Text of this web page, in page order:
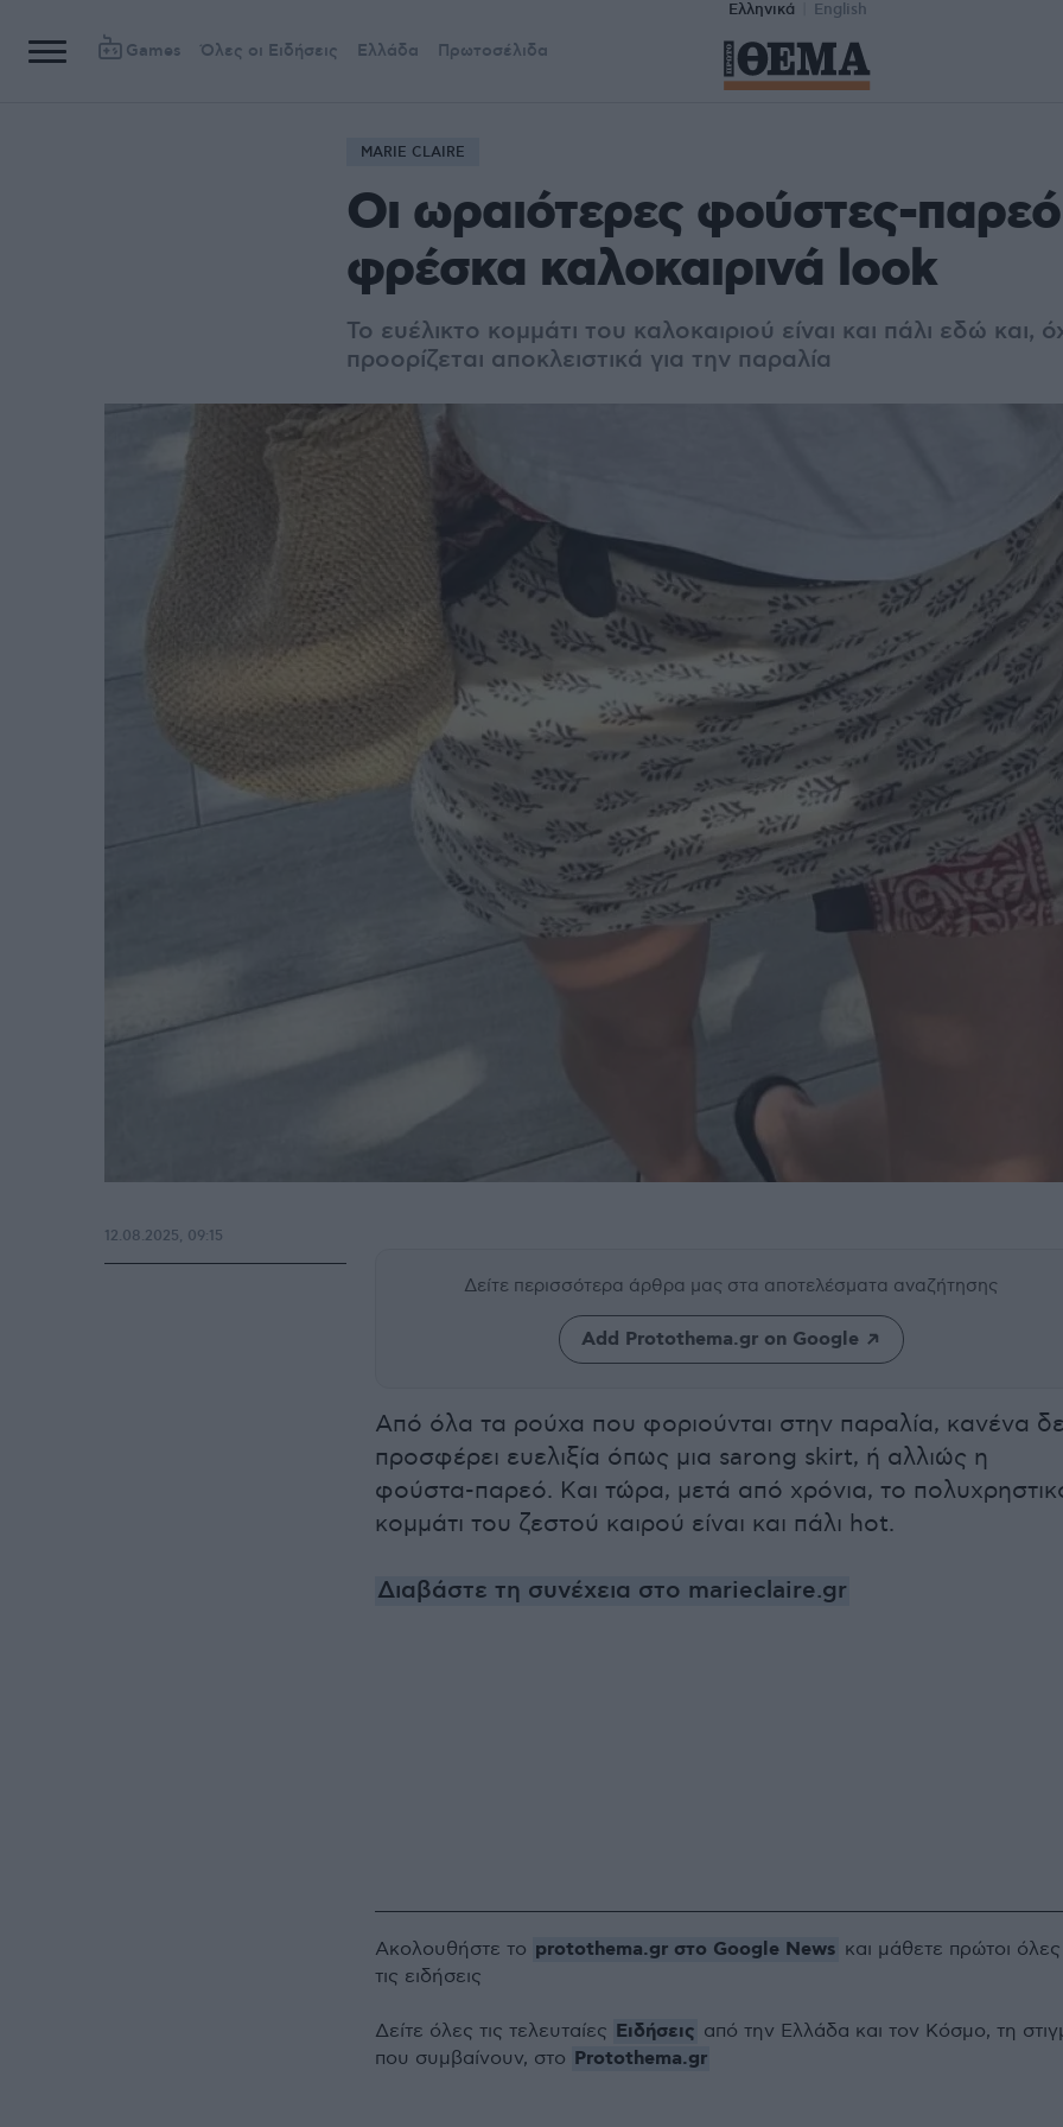
Ελληνικά English
Games Όλες οι Ειδήσεις Ελλάδα Πρωτοσέλιδα
MARIE CLAIRE
Οι ωραιότερες φούστες-
φρέσκα καλοκαιρινά look
Το ευέλικτο κομμάτι του καλοκαιριού είναι και πάλι εδώ και,
προορίζεται αποκλειστικά για την παραλία
Δείτε περισσότερα άρθρα μας στα αποτελέσματα αναζήτησης
Add Protothema.gr on Google
Από όλα τα ρούχα που φοριούνται στην παραλία, κανένα
προσφέρει ευελιξία όπως μια sarong skirt, ή αλλιώς η
φούστα-παρεό. Kαι τώρα, μετά από χρόνια, το
κομμάτι του ζεστού καιρού είναι και πάλι hot.
Διαβάστε τη συνέχεια στο marieclaire.gr
12.08.2025, 09:15
Ακολουθήστε το protothema.gr στο Google News και μάθετε πρώτοι όλες
τις ειδήσεις
Δείτε όλες τις τελευταίες Ειδήσεις από την Ελλάδα και τον Κόσμο, τη
που συμβαίνουν, στο Protothema.gr